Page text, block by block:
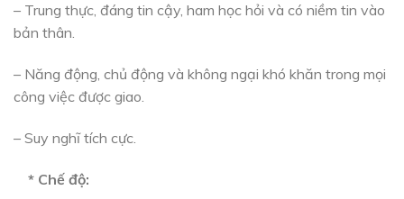
– Trung thực, đáng tin cậy, ham học hỏi và có niềm tin vào
bản thân.
– Năng động, chủ động và không ngại khó khăn trong mọi
công việc được giao.
– Suy nghĩ tích cực.
* Chế độ: